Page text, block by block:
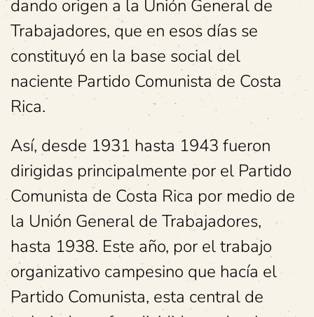
dando origen a la Unión General de
Trabajadores, que en esos días se
constituyó en la base social del
naciente Partido Comunista de Costa
Rica.
Así, desde 1931 hasta 1943 fueron
dirigidas principalmente por el Partido
Comunista de Costa Rica por medio de
la Unión General de Trabajadores,
hasta 1938. Este año, por el trabajo
organizativo campesino que hacía el
Partido Comunista, esta central de